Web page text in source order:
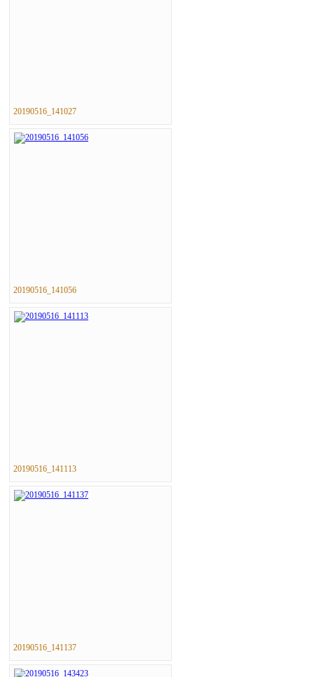
20190516_141027
20190516_141056
20190516_141113
20190516_141137